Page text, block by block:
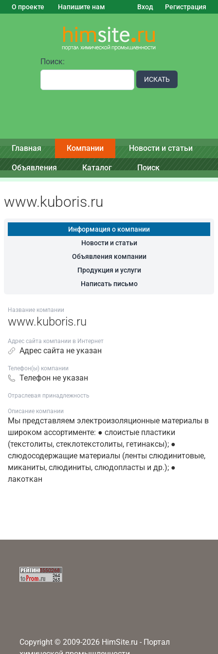
О проекте Напишите нам Вход Регистрация
Поиск:
ИСКАТЬ
Главная Компании Новости и статьи
Объявления Каталог Поиск
www.kuboris.ru
Информация о компании
Новости и статьи
Объявления компании
Продукция и услуги
Написать письмо
Название компании
www.kuboris.ru
Адрес сайта компании в Интернет
Адрес сайта не указан
Телефон(ы) компании
Телефон не указан
Отраслевая принадлежность
Описание компании
Мы представляем электроизоляционные материалы в
широком ассортименте: ● слоистые пластики
(текстолиты, стеклотекстолиты, гетинаксы); ●
слюдосодержащие материалы (ленты слюдинитовые,
миканиты, слюдиниты, слюдопласты и др.); ●
лакоткан
Copyright © 2009-2026 HimSite.ru - Портал